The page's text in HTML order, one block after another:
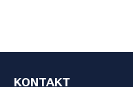
KONTAKT